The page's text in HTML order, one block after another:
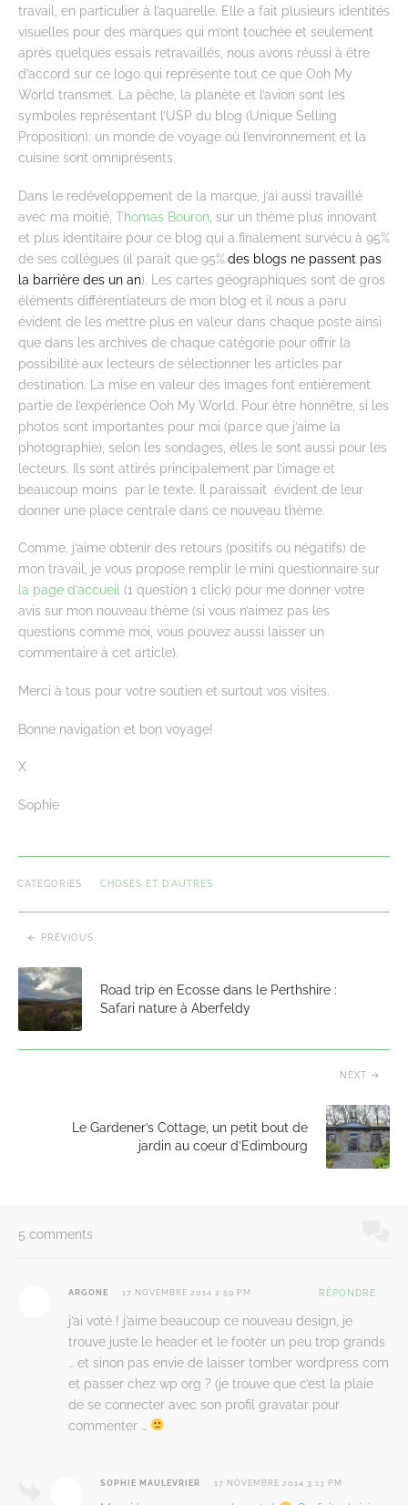
travail, en particulier à l’aquarelle. Elle a fait plusieurs identités
visuelles pour des marques qui m’ont touchée et seulement
après quelques essais retravaillés, nous avons réussi à être
d’accord sur ce logo qui représente tout ce que Ooh My
World transmet. La pêche, la planète et l’avion sont les
symboles représentant l’USP du blog (Unique Selling
Proposition): un monde de voyage où l’environnement et la
cuisine sont omniprésents.
Dans le redéveloppement de la marque, j’ai aussi travaillé
avec ma moitié, Thomas Bouron , sur un thème plus innovant
et plus identitaire pour ce blog qui a finalement survécu à 95%
de ses collègues (il parait que 95%des blogs ne passent pas
la barrière des un an). Les cartes géographiques sont de gros
éléments différentiateurs de mon blog et il nous a paru
évident de les mettre plus en valeur dans chaque poste ainsi
que dans les archives de chaque catégorie pour offrir la
possibilité aux lecteurs de sélectionner les articles par
destination. La mise en valeur des images font entièrement
partie de l’expérience Ooh My World. Pour être honnêtre, si les
photos sont importantes pour moi (parce que j’aime la
photographie), selon les sondages, elles le sont aussi pour les
lecteurs. Ils sont attirés principalement par l’image et
beaucoup moins par le texte. Il paraissait évident de leur
donner une place centrale dans ce nouveau thème.
Comme, j’aime obtenir des retours (positifs ou négatifs) de
mon travail, je vous propose remplir le mini questionnaire sur
la page d’accueil (1 question 1 click) pour me donner votre
avis sur mon nouveau thème (si vous n’aimez pas les
questions comme moi, vous pouvez aussi laisser un
commentaire à cet article).
Merci à tous pour votre soutien et surtout vos visites.
Bonne navigation et bon voyage!
X
Sophie
CATEGORIES CHOSES ET D'AUTRES
PREVIOUS
Road trip en Ecosse dans le Perthshire :
Safari nature à Aberfeldy
NEXT
Le Gardener’s Cottage, un petit bout de
jardin au coeur d’Edimbourg
5 comments
ARGONE 17 NOVEMBRE 2014 2:59 PM RÉPONDRE
j’ai voté ! j’aime beaucoup ce nouveau design, je
trouve juste le header et le footer un peu trop grands
… et sinon pas envie de laisser tomber wordpress com
et passer chez wp org ? (je trouve que c’est la plaie
de se connecter avec son profil gravatar pour
commenter …
SOPHIE MAULEVRIER 17 NOVEMBRE 2014 3:13 PM